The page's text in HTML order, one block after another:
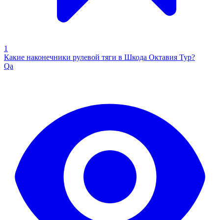
1
Какие наконечники рулевой тяги в Шкода Октавия Тур?
Qa